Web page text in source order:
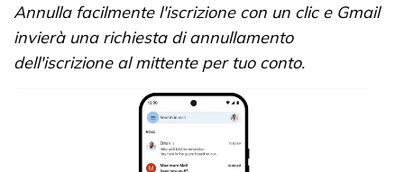
Annulla facilmente l'iscrizione con un clic e Gmail
invierà una richiesta di annullamento
dell'iscrizione al mittente per tuo conto.